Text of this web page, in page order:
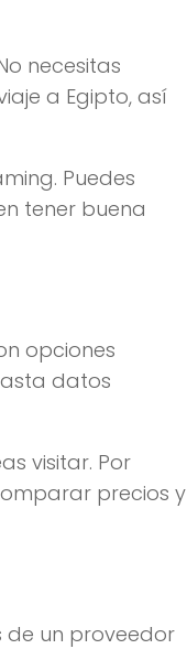
necesitas
a Egipto, así
Puedes
tener buena
opciones
datos
visitar. Por
precios y
de un proveedor